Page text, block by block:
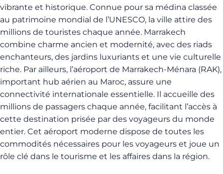
vibrante et historique. Connue pour sa médina classée
au patrimoine mondial de l’UNESCO, la ville attire des
millions de touristes chaque année. Marrakech
combine charme ancien et modernité, avec des riads
enchanteurs, des jardins luxuriants et une vie culturelle
riche. Par ailleurs, l’aéroport de Marrakech-Ménara (RAK),
important hub aérien au Maroc, assure une
connectivité internationale essentielle. Il accueille des
millions de passagers chaque année, facilitant l’accès à
cette destination prisée par des voyageurs du monde
entier. Cet aéroport moderne dispose de toutes les
commodités nécessaires pour les voyageurs et joue un
rôle clé dans le tourisme et les affaires dans la région.